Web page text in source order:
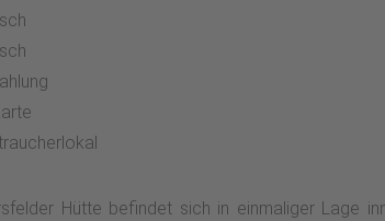
Hütte befindet sich in einmaliger Lage